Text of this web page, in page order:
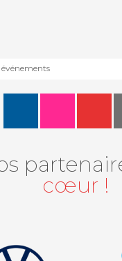
cœur !